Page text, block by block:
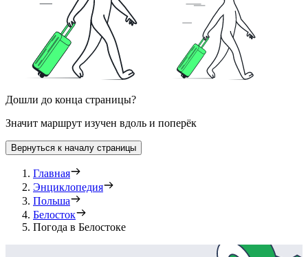
Дошли до конца страницы?
Значит маршрут изучен вдоль и поперёк
Вернуться к началу страницы
Главная
Энциклопедия
Польша
Белосток
Погода в Белостоке